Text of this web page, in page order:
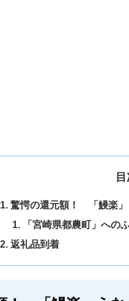
驚愕の還元額！ 「鰻楽」
「宮崎県都農町」への
返礼品到着